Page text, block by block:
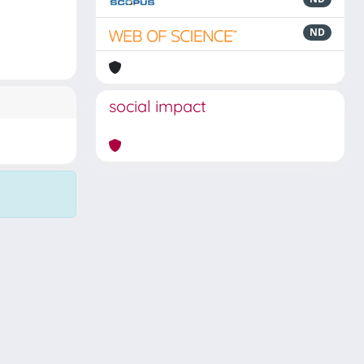
ND
social impact